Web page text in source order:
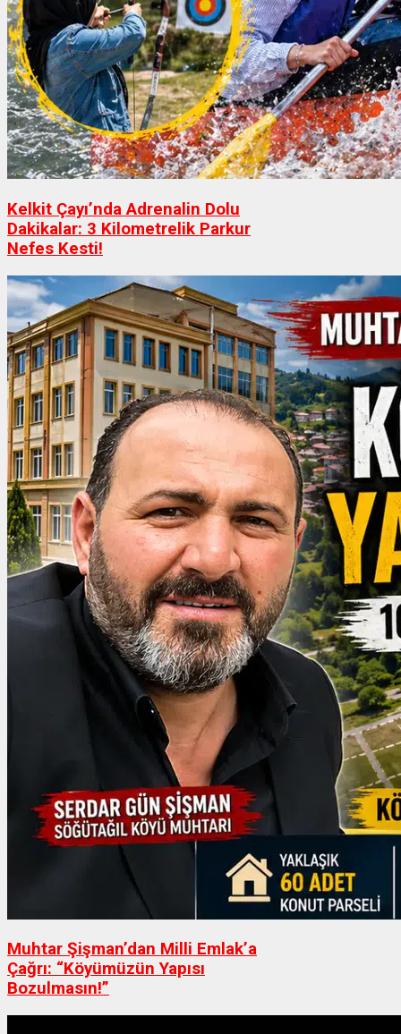
Kelkit Çayı’nda Adrenalin Dolu
Dakikalar: 3 Kilometrelik Parkur
Nefes Kesti!
Muhtar Şişman’dan Milli Emlak’a
Çağrı: “Köyümüzün Yapısı
Bozulmasın!”